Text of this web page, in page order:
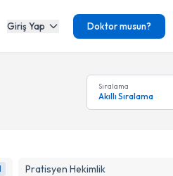
Giriş Yap Doktor musun?
Sıralama
Akıllı Sıralama
Pratisyen Hekimlik